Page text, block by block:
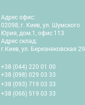
Адрес офис:
02098, г. Киев, ул. Шумского
Юрия, дом.1, офис 113
Адрес склад:
г.Киев, ул. Березняковская 29
+38 (044) 220 01 00
+38 (098) 029 03 33
+38 (093) 719 03 33
+38 (066) 519 03 33